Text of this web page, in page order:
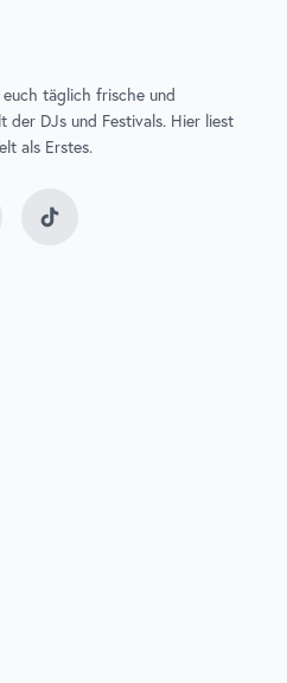
täglich frische und
der DJs und Festivals. Hier liest
als Erstes.
TikTok